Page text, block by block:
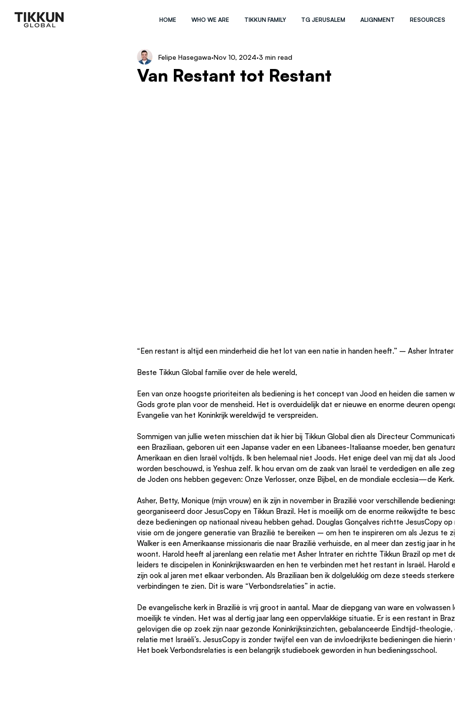
HOME WHO WE ARE TIKKUN FAMILY TG JERUSALEM ALIGNMENT RESOURCES
Van Restant tot Restant
Felipe Hasegawa Nov 10, 2024 3 min read
“Een restant is altijd een minderheid die het lot van een natie in handen heeft.” – Asher Intrater
Beste Tikkun Global familie over de hele wereld,
Een van onze hoogste prioriteiten als bediening is het concept van Jood en heiden die samen
Gods grote plan voor de mensheid. Het is overduidelijk dat er nieuwe en enorme deuren
Evangelie van het Koninkrijk wereldwijd te verspreiden.
Sommigen van jullie weten misschien dat ik hier bij Tikkun Global dien als Directeur
een Braziliaan, geboren uit een Japanse vader en een Libanees-Italiaanse moeder, ben
Amerikaan en dien Israël voltijds. Ik ben helemaal niet Joods. Het enige deel van mij dat als
worden beschouwd, is Yeshua zelf. Ik hou ervan om de zaak van Israël te verdedigen en alle
de Joden ons hebben gegeven: Onze Verlosser, onze Bijbel, en de mondiale ecclesia—de Kerk.
Asher, Betty, Monique (mijn vrouw) en ik zijn in november in Brazilië voor verschillende
georganiseerd door JesusCopy en Tikkun Brazil. Het is moeilijk om de enorme reikwijdte te
deze bedieningen op nationaal niveau hebben gehad. Douglas Gonçalves richtte JesusCopy
visie om de jongere generatie van Brazilië te bereiken – om hen te inspireren om als Jezus te
Walker is een Amerikaanse missionaris die naar Brazilië verhuisde, en al meer dan zestig jaar in
woont. Harold heeft al jarenlang een relatie met Asher Intrater en richtte Tikkun Brazil op met
leiders te discipelen in Koninkrijkswaarden en hen te verbinden met het restant in Israël. Harold
zijn ook al jaren met elkaar verbonden. Als Braziliaan ben ik dolgelukkig om deze steeds sterkere
verbindingen te zien. Dit is ware “Verbondsrelaties” in actie.
De evangelische kerk in Brazilië is vrij groot in aantal. Maar de diepgang van ware en volwassen
moeilijk te vinden. Het was al dertig jaar lang een oppervlakkige situatie. Er is een restant in
gelovigen die op zoek zijn naar gezonde Koninkrijksinzichten, gebalanceerde Eindtijd-theologie,
relatie met Israëli’s. JesusCopy is zonder twijfel een van de invloedrijkste bedieningen die
Het boek Verbondsrelaties is een belangrijk studieboek geworden in hun bedieningsschool.